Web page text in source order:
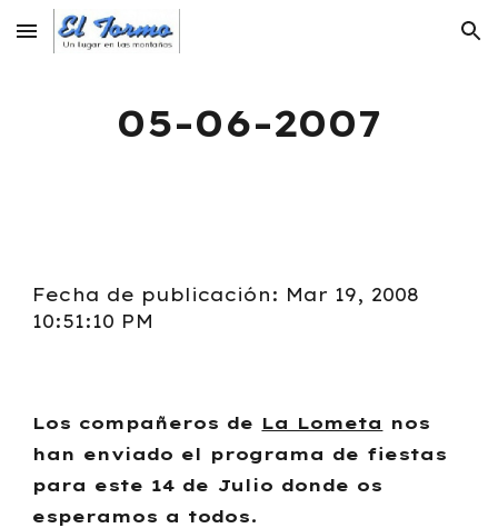
Skip to main content Skip to navigation
05-06-2007
Fecha de publicación: Mar 19, 2008
10:51:10 PM
Los compañeros de La Lometa nos
han enviado el programa de fiestas
para este 14 de Julio donde os
esperamos a todos.